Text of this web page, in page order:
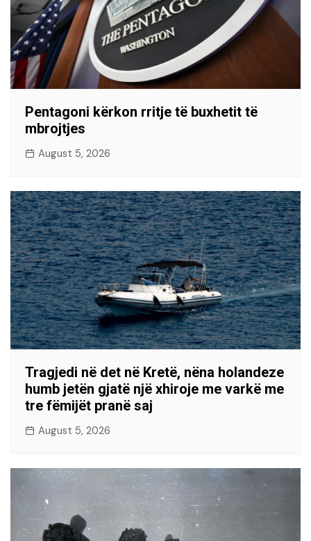
Pentagoni kërkon rritje të buxhetit të
mbrojtjes
August 5, 2026
Tragjedi në det në Kretë, nëna holandeze
humb jetën gjatë një xhiroje me varkë me
tre fëmijët pranë saj
August 5, 2026